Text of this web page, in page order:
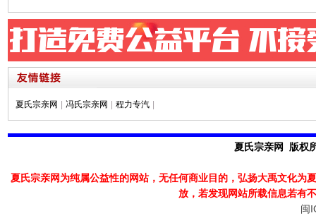
夏氏宗亲网 冯氏宗亲网 程力专汽
夏氏宗亲网 版权
夏氏宗亲网为纯属公益性的网站，无任何商业目的，弘扬大禹文化为
放，若发现网站所载信息若有
闽